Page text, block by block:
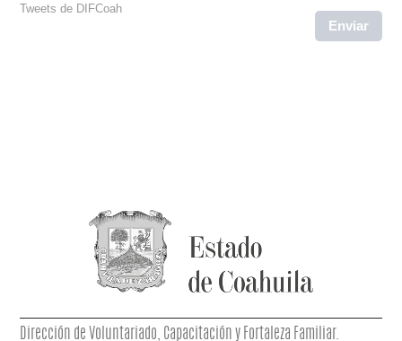
Tweets de DIFCoah
Dirección de Voluntariado, Capacitación y Fortaleza Familiar.